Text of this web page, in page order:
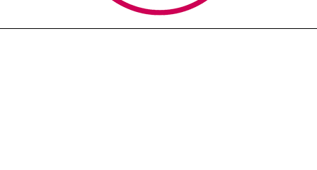
ZAZYJKULTURY